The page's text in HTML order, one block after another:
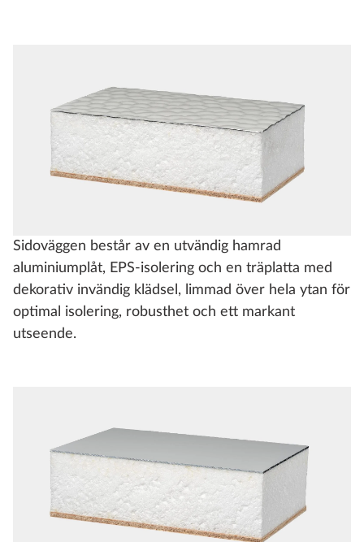
Sidoväggen består av en utvändig hamrad
aluminiumplåt, EPS-isolering och en träplatta med
dekorativ invändig klädsel, limmad över hela ytan för
optimal isolering, robusthet och ett markant
utseende.